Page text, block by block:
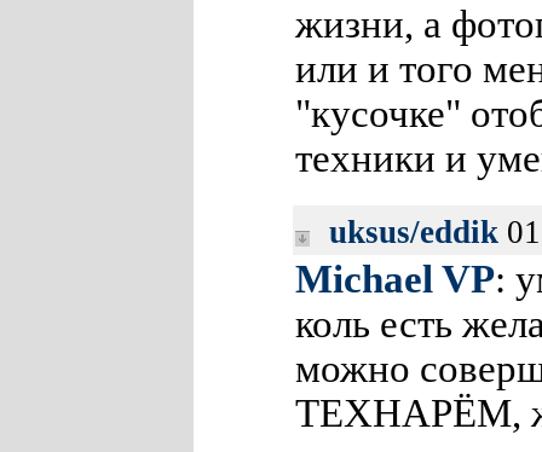
жизни, а
или и того
"кусочке"
техники и
uksus/eddik
Michael VP:
коль есть
можно
ТЕХНАРЁМ,